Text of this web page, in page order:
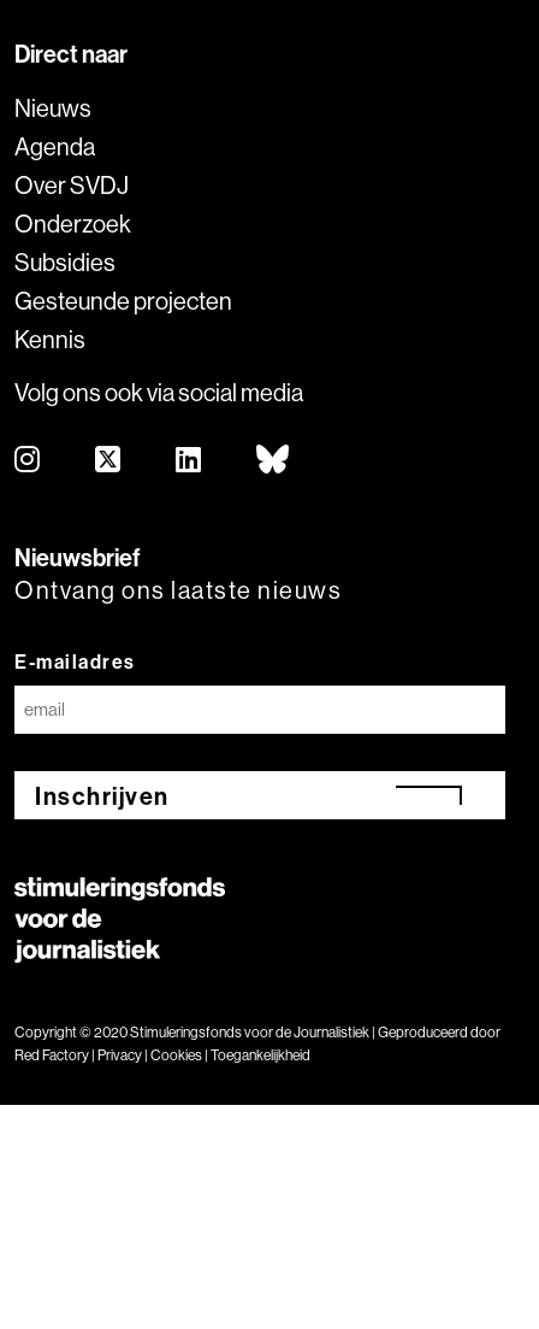
Direct naar
Nieuws
Agenda
Over SVDJ
Onderzoek
Subsidies
Gesteunde projecten
Kennis
Volg ons ook via social media
Nieuwsbrief
Ontvang ons laatste nieuws
E-mailadres
Inschrijven
Copyright © 2020 Stimuleringsfonds voor de Journalistiek | Geproduceerd door
Red Factory | Privacy | Cookies | Toegankelijkheid